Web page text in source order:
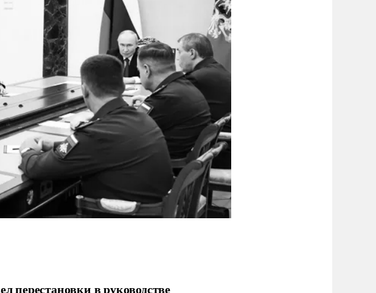
перестановки в руководстве